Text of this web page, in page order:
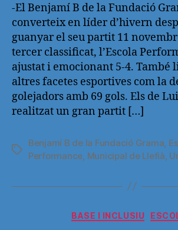
-El Benjamí B de la Fundació
converteix en líder d’hivern
guanyar el seu partit 11
tercer classificat, l’Escola
ajustat i emocionant 5-4. També
altres facetes esportives com la
golejadors amb 69 gols. Els de
realitzat un gran partit […]
Etiquetas
Benjamí B de la Fundació Grama
Performance Municipal de Llefià
BASE I INCLUSIU